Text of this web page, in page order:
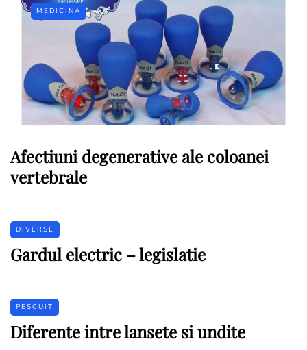
MEDICINA
Afectiuni degenerative ale coloanei
vertebrale
DIVERSE
Gardul electric – legislatie
PESCUIT
Diferente intre lansete si undite